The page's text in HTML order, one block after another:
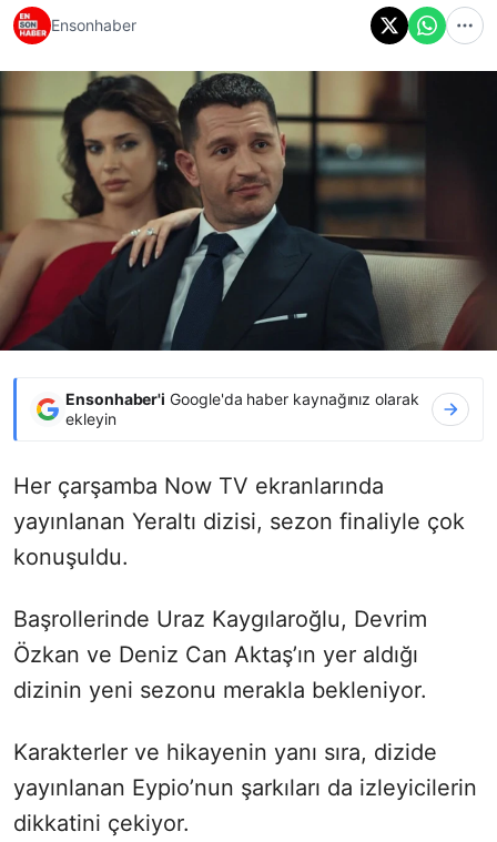
Ensonhaber
Ensonhaber'i Google'da haber kaynağınız olarak
ekleyin
Her çarşamba Now TV ekranlarında
yayınlanan Yeraltı dizisi, sezon finaliyle çok
konuşuldu.
Başrollerinde Uraz Kaygılaroğlu, Devrim
Özkan ve Deniz Can Aktaş’ın yer aldığı
dizinin yeni sezonu merakla bekleniyor.
Karakterler ve hikayenin yanı sıra, dizide
yayınlanan Eypio’nun şarkıları da izleyicilerin
dikkatini çekiyor.